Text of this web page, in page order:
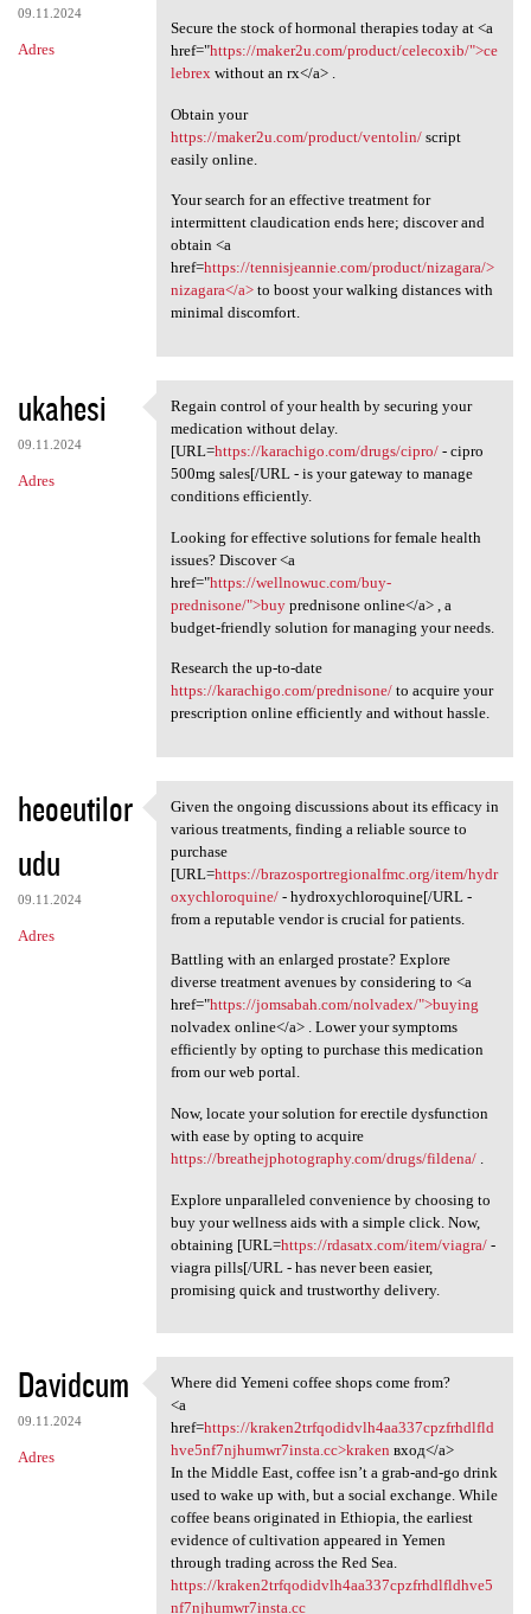
09.11.2024
Adres
Secure the stock of hormonal therapies today at <a
href="https://maker2u.com/product/celecoxib/">ce
lebrexwithout an rx</a> .
Obtain your
https://maker2u.com/product/ventolin/script
easily online.
Your search for an effective treatment for
intermittent claudication ends here; discover and
obtain <a
href=https://tennisjeannie.com/product/nizagara/>
nizagara</a>to boost your walking distances with
minimal discomfort.
ukahesi
09.11.2024
Adres
Regain control of your health
Regain control of your health by securing your
medication without delay.
[URL=https://karachigo.com/drugs/cipro/- cipro
500mg sales[/URL - is your gateway to manage
conditions efficiently.
Looking for effective solutions for female health
issues? Discover <a
href="https://wellnowuc.com/buy-
prednisone/">buyprednisone online</a> , a
budget-friendly solution for managing your needs.
Research the up-to-date
https://karachigo.com/prednisone/to acquire your
prescription online efficiently and without hassle.
heoeutilor
udu
09.11.2024
Adres
Given the ongoing discussions
Given the ongoing discussions about its efficacy in
various treatments, finding a reliable source to
purchase
[URL=https://brazosportregionalfmc.org/item/hydr
oxychloroquine/- hydroxychloroquine[/URL -
from a reputable vendor is crucial for patients.
Battling with an enlarged prostate? Explore
diverse treatment avenues by considering to <a
href="https://jomsabah.com/nolvadex/">buying
nolvadex online</a> . Lower your symptoms
efficiently by opting to purchase this medication
from our web portal.
Now, locate your solution for erectile dysfunction
with ease by opting to acquire
https://breathejphotography.com/drugs/fildena/.
Explore unparalleled convenience by choosing to
buy your wellness aids with a simple click. Now,
obtaining [URL=https://rdasatx.com/item/viagra/-
viagra pills[/URL - has never been easier,
promising quick and trustworthy delivery.
Davidcum
09.11.2024
Adres
Where did Yemeni coffee shops
Where did Yemeni coffee shops come from?
<a
href=https://kraken2trfqodidvlh4aa337cpzfrhdlfld
hve5nf7njhumwr7insta.cc>kraken вход</a>
In the Middle East, coffee isn’t a grab-and-go drink
used to wake up with, but a social exchange. While
coffee beans originated in Ethiopia, the earliest
evidence of cultivation appeared in Yemen
through trading across the Red Sea.
https://kraken2trfqodidvlh4aa337cpzfrhdlfldhve5
nf7njhumwr7insta.cc